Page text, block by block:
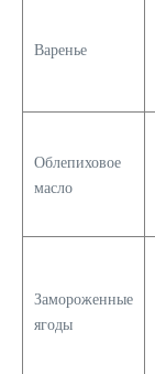
Варенье
Облепиховое
масло
Замороженные
ягоды